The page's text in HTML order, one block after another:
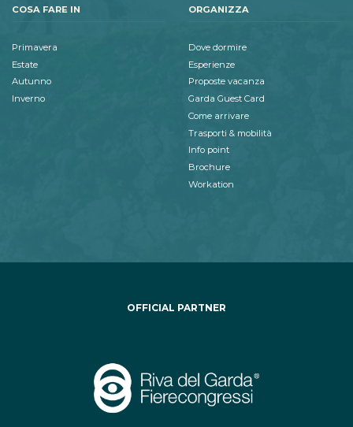
COSA FARE IN
Primavera
Estate
Autunno
Inverno
ORGANIZZA
Dove dormire
Esperienze
Proposte vacanza
Garda Guest Card
Come arrivare
Trasporti & mobilità
Info point
Brochure
Workation
OFFICIAL PARTNER